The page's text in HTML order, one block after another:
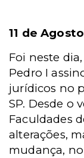
11 de
Foi neste
Pedro I
jurídicos no
SP. Desde o
Faculdades
alterações,
mudança,